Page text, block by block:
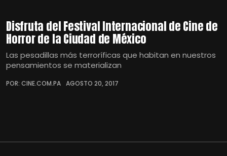
Disfruta del Festival Internacional de Cine de
Horror de la Ciudad de México
Las pesadillas más terroríficas que habitan en nuestros
pensamientos se materializan
POR: CINE.COM.PA AGOSTO 20, 2017